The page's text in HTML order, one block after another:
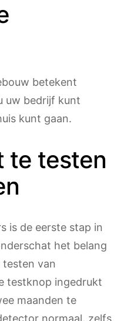
betekent
uw bedrijf kunt
kunt gaan.
te testen
is de eerste stap in
het belang
van
testknop ingedrukt
maanden te
normaal, zelfs